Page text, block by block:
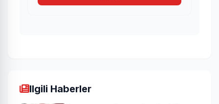
Ilgili Haberler